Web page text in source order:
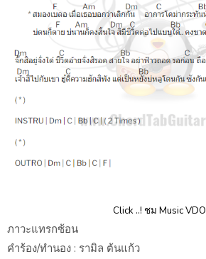
Click ..! ชม Music VDO
ภาวะแทรกซ้อน
คำร้อง/ทำนอง : รามิล ต้นแก้ว